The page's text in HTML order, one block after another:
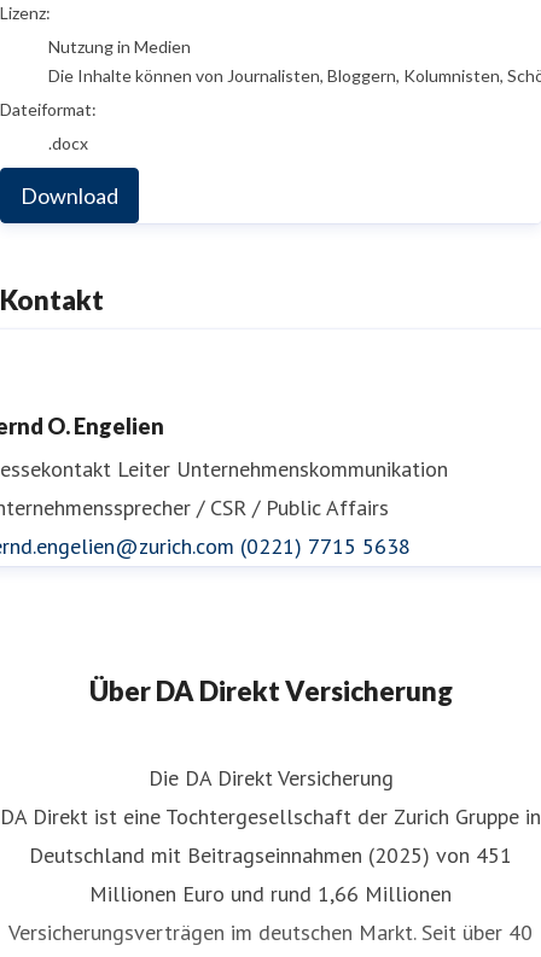
go to media item
Lizenz:
Nutzung in Medien
Die Inhalte können von Journalisten, Bloggern, Kolumnisten,
Dateiformat:
.docx
Download
Kontakt
O. Engelien
Leiter Unternehmenskommunikation
/ CSR / Public Affairs
(0221) 7715 5638
Über DA Direkt Versicherung
Die DA Direkt Versicherung
DA Direkt ist eine Tochtergesellschaft der Zurich Gruppe in
Deutschland mit Beitragseinnahmen (2025) von 451
Millionen Euro und rund 1,66 Millionen
Versicherungsverträgen im deutschen Markt. Seit über 40